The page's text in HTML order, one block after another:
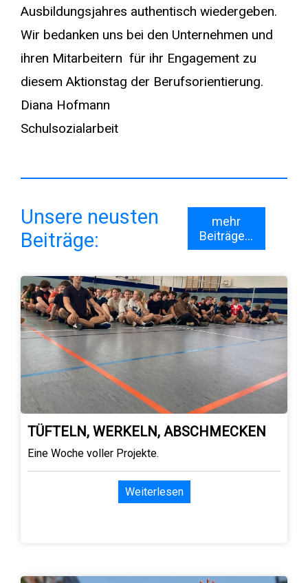
Ausbildungsjahres authentisch wiedergeben.
Wir bedanken uns bei den Unternehmen und
ihren Mitarbeitern für ihr Engagement zu
diesem Aktionstag der Berufsorientierung.
Diana Hofmann
Schulsozialarbeit
Unsere neusten
Beiträge:
mehr
Beiträge...
TÜFTELN, WERKELN, ABSCHMECKEN
Eine Woche voller Projekte.
Weiterlesen